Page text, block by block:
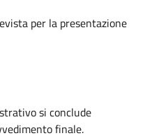
per la presentazione
si conclude
finale.